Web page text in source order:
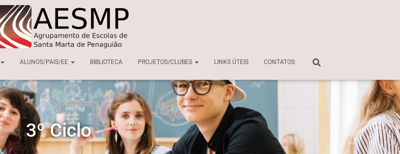
ALUNOS/PAIS/EE BIBLIOTECA PROJETOS/CLUBES LINKS ÚTEIS CONTATOS
3º Ciclo